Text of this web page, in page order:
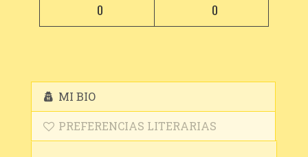
0 0
MI BIO
PREFERENCIAS LITERARIAS